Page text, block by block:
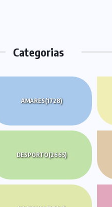
Categorias
AMARES(1728)
DESPORTO(2665)